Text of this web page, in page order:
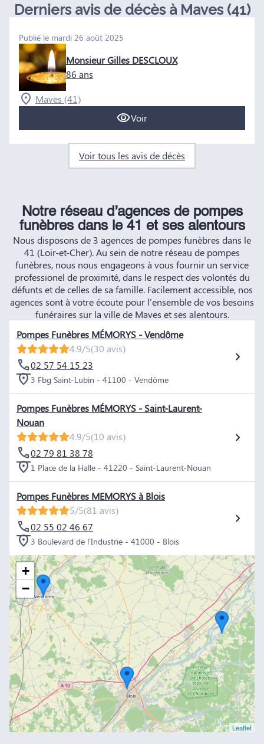
Derniers avis de décès à Maves (41)
Publié le mardi 26 août 2025
Monsieur Gilles DESCLOUX
86 ans
Maves (41)
Voir
Voir tous les avis de décès
Notre réseau d’agences de pompes
funèbres dans le 41 et ses alentours
Nous disposons de 3 agences de pompes funèbres dans le
41 (Loir-et-Cher). Au sein de notre réseau de pompes
funèbres, nous nous engageons à vous fournir un service
professionel de proximité, dans le respect des volontés du
défunts et de celles de sa famille. Facilement accessible, nos
agences sont à votre écoute pour l'ensemble de vos besoins
funéraires sur la ville de Maves et ses alentours.
Pompes Funèbres MÉMORYS - Vendôme
4.9/5(30 avis)
02 57 54 15 23
3 Fbg Saint-Lubin - 41100 - Vendôme
Pompes Funèbres MÉMORYS - Saint-Laurent-
Nouan
4.9/5(10 avis)
02 79 81 38 78
1 Place de la Halle - 41220 - Saint-Laurent-Nouan
Pompes Funèbres MEMORYS à Blois
5/5(81 avis)
02 55 02 46 67
3 Boulevard de l'Industrie - 41000 - Blois
+
−
Leaflet